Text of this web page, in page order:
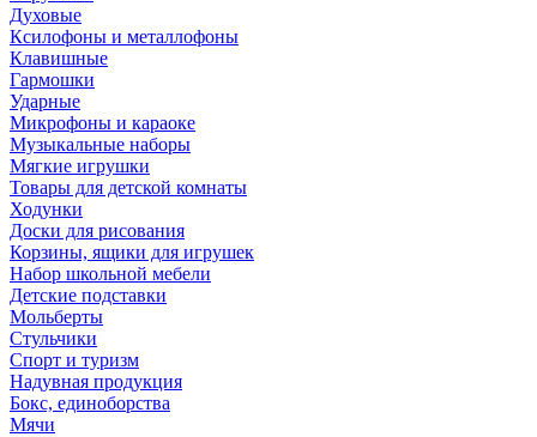
Духовые
Ксилофоны и металлофоны
Клавишные
Гармошки
Ударные
Микрофоны и караоке
Музыкальные наборы
Мягкие игрушки
Товары для детской комнаты
Ходунки
Доски для рисования
Корзины, ящики для игрушек
Набор школьной мебели
Детские подставки
Мольберты
Стульчики
Спорт и туризм
Надувная продукция
Бокс, единоборства
Мячи